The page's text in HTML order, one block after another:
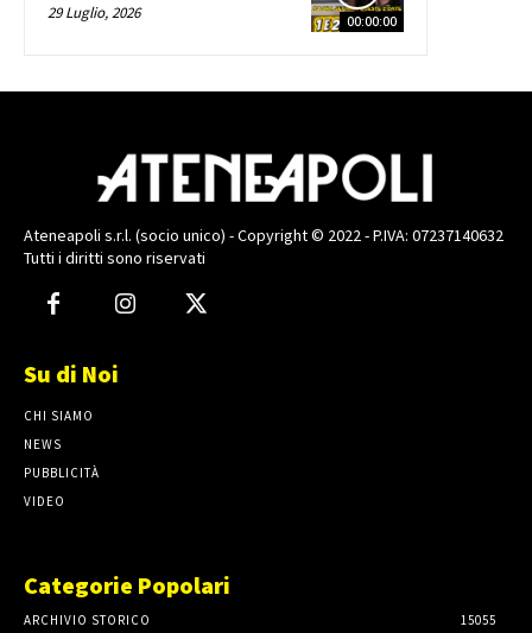
00:00:00
29 Luglio, 2026
Ateneapoli s.r.l. (socio unico) - Copyright © 2022 - P.IVA: 07237140632
Tutti i diritti sono riservati
Su di Noi
CHI SIAMO
NEWS
PUBBLICITÀ
VIDEO
Categorie Popolari
ARCHIVIO STORICO 15055